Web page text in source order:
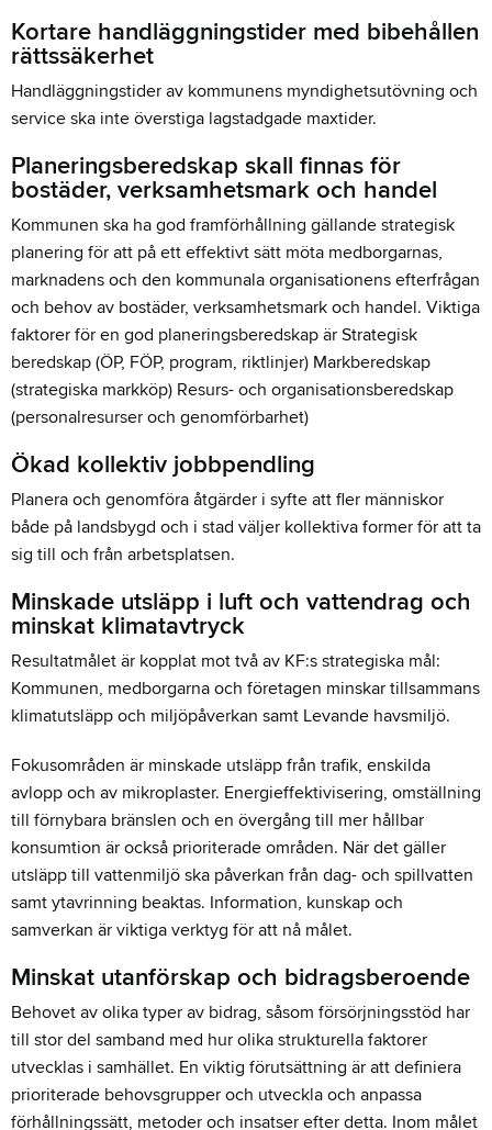
Kortare handläggningstider med bibehållen
rättssäkerhet
Handläggningstider av kommunens myndighetsutövning och
service ska inte överstiga lagstadgade maxtider.
Planeringsberedskap skall finnas för
bostäder, verksamhetsmark och handel
Kommunen ska ha god framförhållning gällande strategisk
planering för att på ett effektivt sätt möta medborgarnas,
marknadens och den kommunala organisationens efterfrågan
och behov av bostäder, verksamhetsmark och handel. Viktiga
faktorer för en god planeringsberedskap är Strategisk
beredskap (ÖP, FÖP, program, riktlinjer) Markberedskap
(strategiska markköp) Resurs- och organisationsberedskap
(personalresurser och genomförbarhet)
Ökad kollektiv jobbpendling
Planera och genomföra åtgärder i syfte att fler människor
både på landsbygd och i stad väljer kollektiva former för att ta
sig till och från arbetsplatsen.
Minskade utsläpp i luft och vattendrag och
minskat klimatavtryck
Resultatmålet är kopplat mot två av KF:s strategiska mål:
Kommunen, medborgarna och företagen minskar tillsammans
klimatutsläpp och miljöpåverkan samt Levande havsmiljö.
Fokusområden är minskade utsläpp från trafik, enskilda
avlopp och av mikroplaster. Energieffektivisering, omställning
till förnybara bränslen och en övergång till mer hållbar
konsumtion är också prioriterade områden. När det gäller
utsläpp till vattenmiljö ska påverkan från dag- och spillvatten
samt ytavrinning beaktas. Information, kunskap och
samverkan är viktiga verktyg för att nå målet.
Minskat utanförskap och bidragsberoende
Behovet av olika typer av bidrag, såsom försörjningsstöd har
till stor del samband med hur olika strukturella faktorer
utvecklas i samhället. En viktig förutsättning är att definiera
prioriterade behovsgrupper och utveckla och anpassa
förhållningssätt, metoder och insatser efter detta. Inom målet